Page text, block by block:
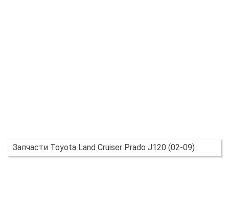
Запчасти Toyota Land Cruiser Prado J120 (02-09)